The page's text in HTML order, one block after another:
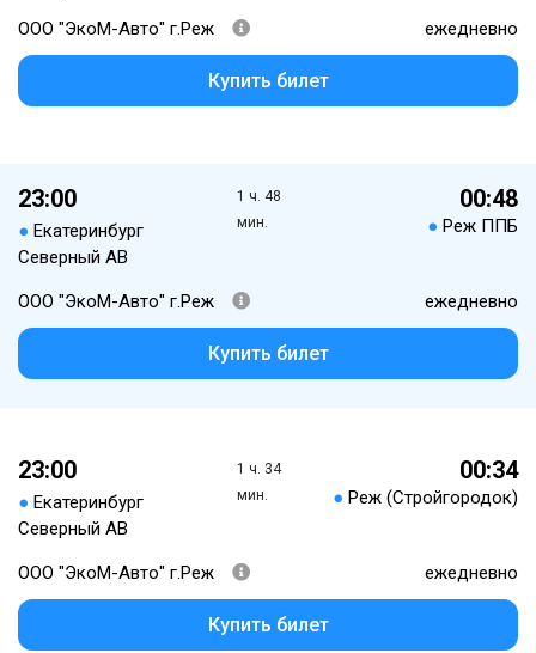
ООО "ЭкоМ-Авто" г.Реж ежедневно
Купить билет
23:00
● Екатеринбург
Северный АВ
1 ч. 48
мин.
00:48
● Реж ППБ
ООО "ЭкоМ-Авто" г.Реж ежедневно
Купить билет
23:00
● Екатеринбург
Северный АВ
1 ч. 34
мин.
00:34
● Реж (Стройгородок)
ООО "ЭкоМ-Авто" г.Реж ежедневно
Купить билет